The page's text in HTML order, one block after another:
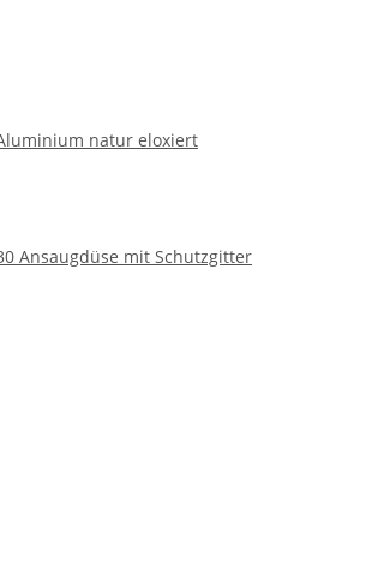
natur eloxiert